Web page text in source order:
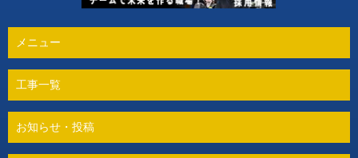
メニュー
工事一覧
お知らせ・投稿